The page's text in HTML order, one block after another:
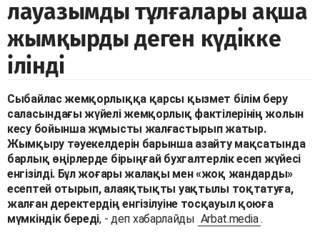
лауазымды тұлғалары ақша
жымқырды деген күдікке
ілінді
Сыбайлас жемқорлыққа қарсы қызмет білім беру
саласындағы жүйелі жемқорлық фактілерінің жолын
кесу бойынша жұмысты жалғастырып жатыр.
Жымқыру тәуекелдерін барынша азайту мақсатында
барлық өңірлерде бірыңғай бухгалтерлік есеп жүйесі
енгізілді. Бұл жоғары жалақы мен «жоқ жандарды»
есептей отырып, алаяқтықты уақтылы тоқтатуға,
жалған деректердің енгізілуіне тосқауыл қоюға
мүмкіндік береді, - деп хабарлайды Arbat.media .